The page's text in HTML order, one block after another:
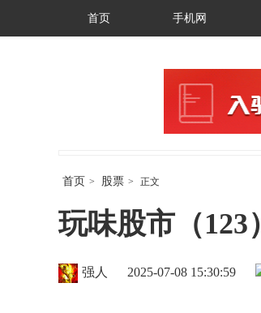
首页 手机网
首页 > 股票 > 正文
玩味股市（123）
强人 2025-07-08 15:30:59